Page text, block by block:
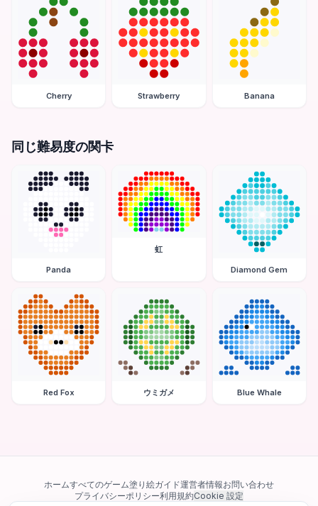
Cherry Strawberry Banana
同じ難易度の関卡
Panda
虹
Diamond Gem
Red Fox ウミガメ Blue Whale
ホームすべてのゲーム塗り絵ガイド運営者情報お問い合わせ
プライバシーポリシー利用規約Cookie 設定